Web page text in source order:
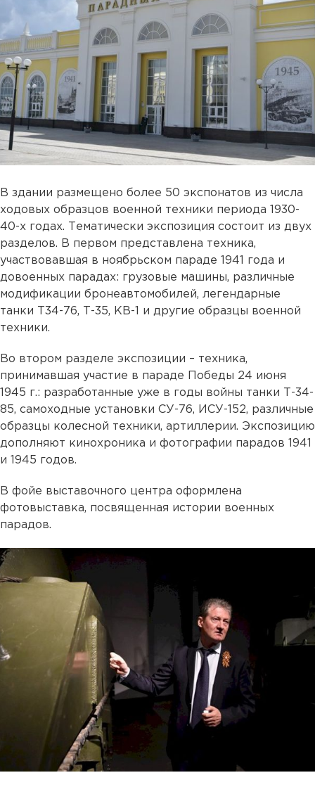
В здании размещено более 50 экспонатов из числа
ходовых образцов военной техники периода 1930-
40-х годах. Тематически экспозиция состоит из двух
разделов. В первом представлена техника,
участвовавшая в ноябрьском параде 1941 года и
довоенных парадах: грузовые машины, различные
модификации бронеавтомобилей, легендарные
танки Т34-76, Т-35, КВ-1 и другие образцы военной
техники.
Во втором разделе экспозиции – техника,
принимавшая участие в параде Победы 24 июня
1945 г.: разработанные уже в годы войны танки Т-34-
85, самоходные установки СУ-76, ИСУ-152, различные
образцы колесной техники, артиллерии. Экспозицию
дополняют кинохроника и фотографии парадов 1941
и 1945 годов.
В фойе выставочного центра оформлена
фотовыставка, посвященная истории военных
парадов.